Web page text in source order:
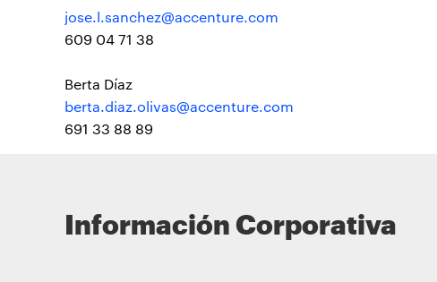
jose.l.sanchez@accenture.com
609 04 71 38
Berta Díaz
berta.diaz.olivas@accenture.com
691 33 88 89
Información Corporativa